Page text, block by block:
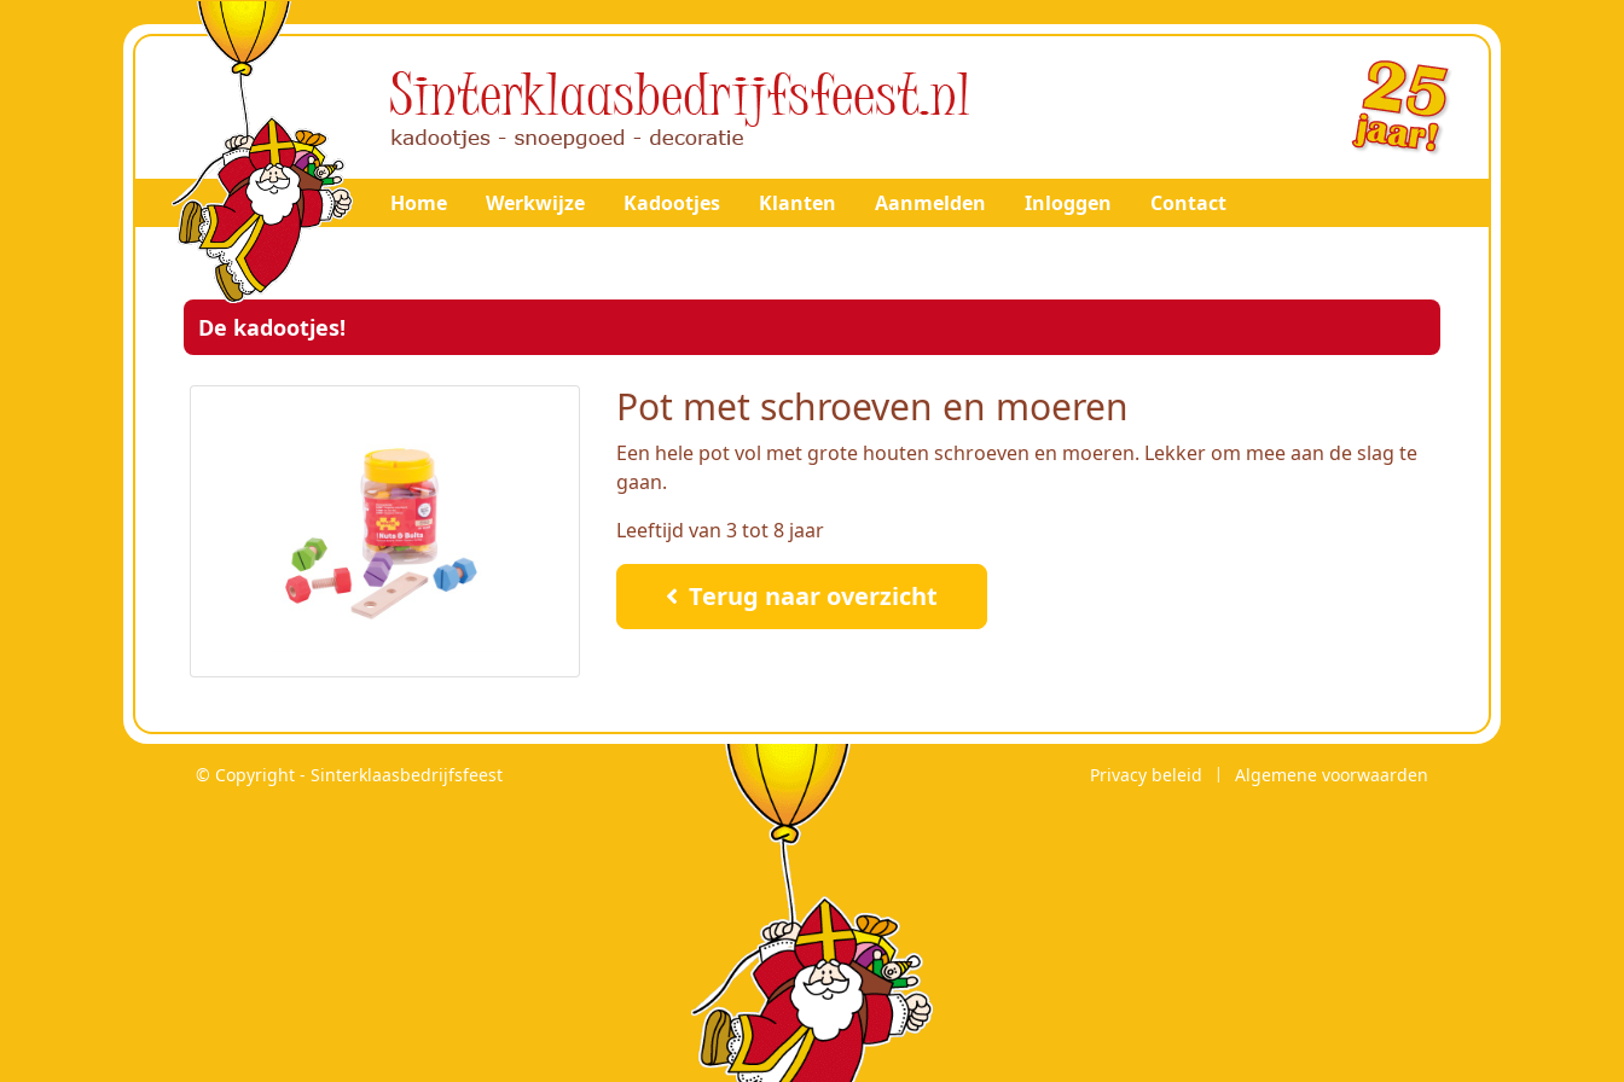
Home Werkwijze Kadootjes Klanten Aanmelden Inloggen Contact
De kadootjes!
Pot met schroeven en moeren
Een hele pot vol met grote houten schroeven en moeren. Lekker om mee aan de slag te
gaan.
Leeftijd van 3 tot 8 jaar
Terug naar overzicht
© Copyright - Sinterklaasbedrijfsfeest Privacy beleid Algemene voorwaarden